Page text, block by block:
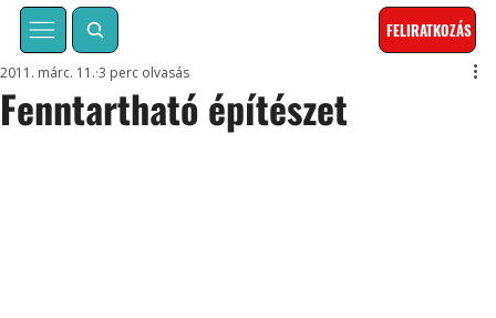
FELIRATKOZÁS
Fenntartható építészet
2011. márc. 11. 3 perc olvasás